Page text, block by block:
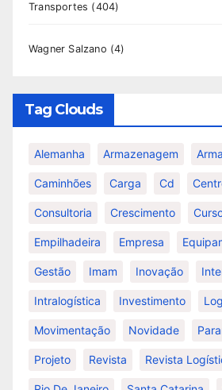
Transportes (404)
Wagner Salzano (4)
Tag Clouds
Alemanha Armazenagem
Caminhões Carga Cd
Consultoria Crescimento
Empilhadeira Empresa
Gestão Imam Inovação
Intralogística Investimento
Movimentação Novidade
Projeto Revista Revista